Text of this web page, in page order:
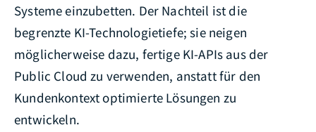
Systeme einzubetten. Der Nachteil ist die
begrenzte KI-Technologietiefe; sie neigen
möglicherweise dazu, fertige KI-APIs aus der
Public Cloud zu verwenden, anstatt für den
Kundenkontext optimierte Lösungen zu
entwickeln.